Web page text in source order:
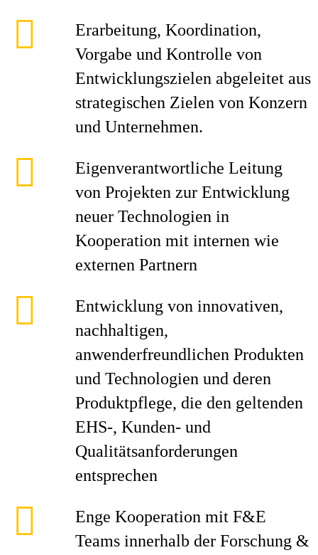
Erarbeitung, Koordination,
Vorgabe und Kontrolle von
Entwicklungszielen abgeleitet aus
strategischen Zielen von Konzern
und Unternehmen.
Eigenverantwortliche Leitung
von Projekten zur Entwicklung
neuer Technologien in
Kooperation mit internen wie
externen Partnern
Entwicklung von innovativen,
nachhaltigen,
anwenderfreundlichen Produkten
und Technologien und deren
Produktpflege, die den geltenden
EHS-, Kunden- und
Qualitätsanforderungen
entsprechen
Enge Kooperation mit F&E
Teams innerhalb der Forschung &